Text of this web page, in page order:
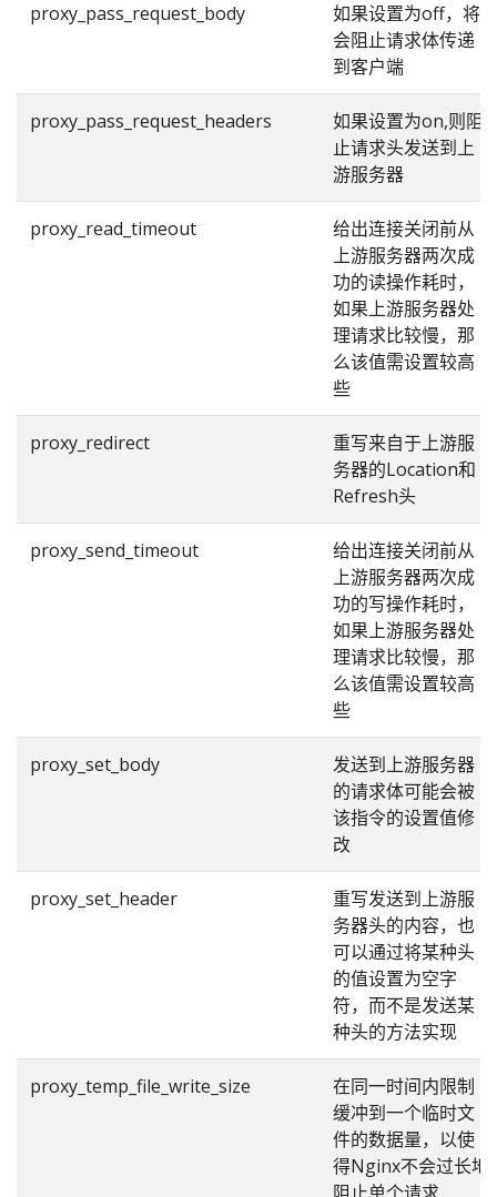
proxy_pass_request_body
如果设置为off，将
会阻止请求体传递
到客户端
proxy_pass_request_headers
如果设置为on,则阻
止请求头发送到上
游服务器
proxy_read_timeout
给出连接关闭前从
上游服务器两次成
功的读操作耗时，
如果上游服务器处
理请求比较慢，那
么该值需设置较高
些
proxy_redirect
重写来自于上游服
务器的Location和
Refresh头
proxy_send_timeout
给出连接关闭前从
上游服务器两次成
功的写操作耗时，
如果上游服务器处
理请求比较慢，那
么该值需设置较高
些
proxy_set_body
发送到上游服务器
的请求体可能会被
该指令的设置值修
改
proxy_set_header
重写发送到上游服
务器头的内容，也
可以通过将某种头
的值设置为空字
符，而不是发送某
种头的方法实现
proxy_temp_file_write_size
在同一时间内限制
缓冲到一个临时文
件的数据量，以使
得Nginx不会过长地